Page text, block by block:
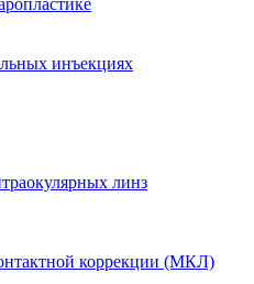
инъекциях
линз
коррекции (МКЛ)